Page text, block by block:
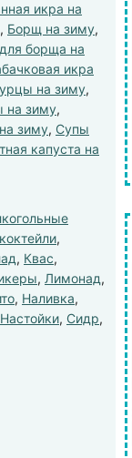
икра на
, Борщ на зиму,
борща на
икра
на зиму,
на зиму,
зиму, Супы
капуста на
,
, Квас,
, Лимонад,
, Наливка,
Настойки, Сидр,